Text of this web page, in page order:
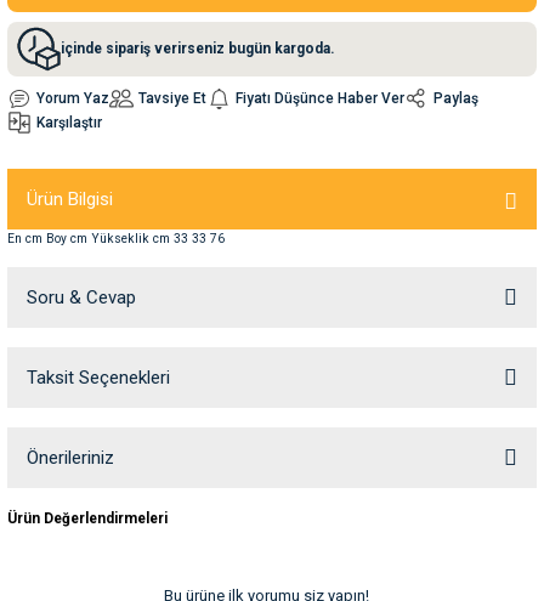
Su Kabları
içinde sipariş verirseniz bugün kargoda.
Yorum Yaz Tavsiye Et Fiyatı Düşünce Haber Ver
Paylaş
Karşılaştır
Ürün Bilgisi
En cm Boy cm Yükseklik cm 33 33 76
Soru & Cevap
Ürün hakkında henüz soru sorulmamış.
Taksit Seçenekleri
Önerileriniz
yetersiz gördüğünüz noktaları öneri formunu kullanarak tarafımıza
Ürün Değerlendirmeleri
Bu ürüne ilk yorumu siz yapın!